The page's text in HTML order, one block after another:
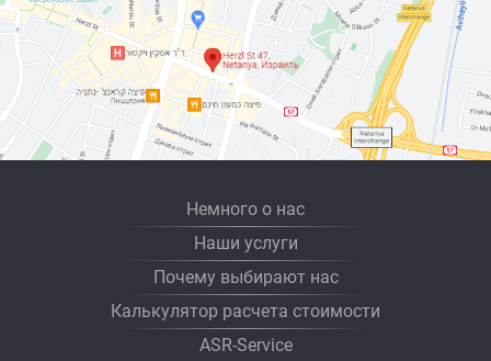
Немного о нас
Наши услуги
Почему выбирают нас
Калькулятор расчета стоимости
ASR-Service